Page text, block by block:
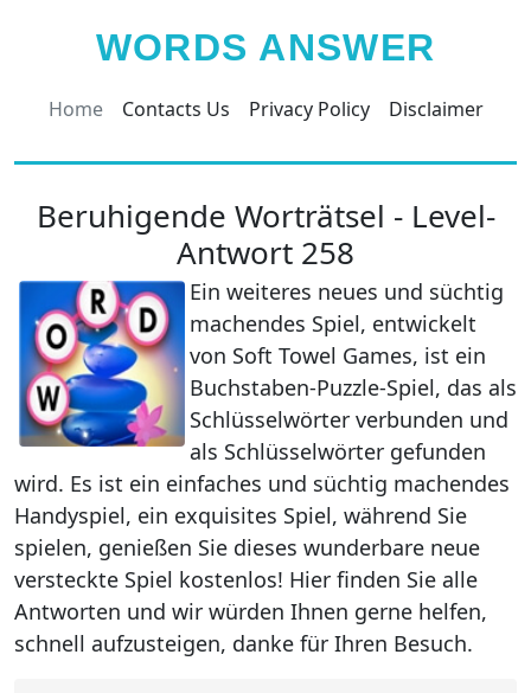
WORDS ANSWER
Home Contacts Us Privacy Policy Disclaimer
Beruhigende Worträtsel - Level-
Antwort 258
Ein weiteres neues und süchtig
machendes Spiel, entwickelt
von Soft Towel Games, ist ein
Buchstaben-Puzzle-Spiel, das als
Schlüsselwörter verbunden und
als Schlüsselwörter gefunden
wird. Es ist ein einfaches und süchtig machendes
Handyspiel, ein exquisites Spiel, während Sie
spielen, genießen Sie dieses wunderbare neue
versteckte Spiel kostenlos! Hier finden Sie alle
Antworten und wir würden Ihnen gerne helfen,
schnell aufzusteigen, danke für Ihren Besuch.